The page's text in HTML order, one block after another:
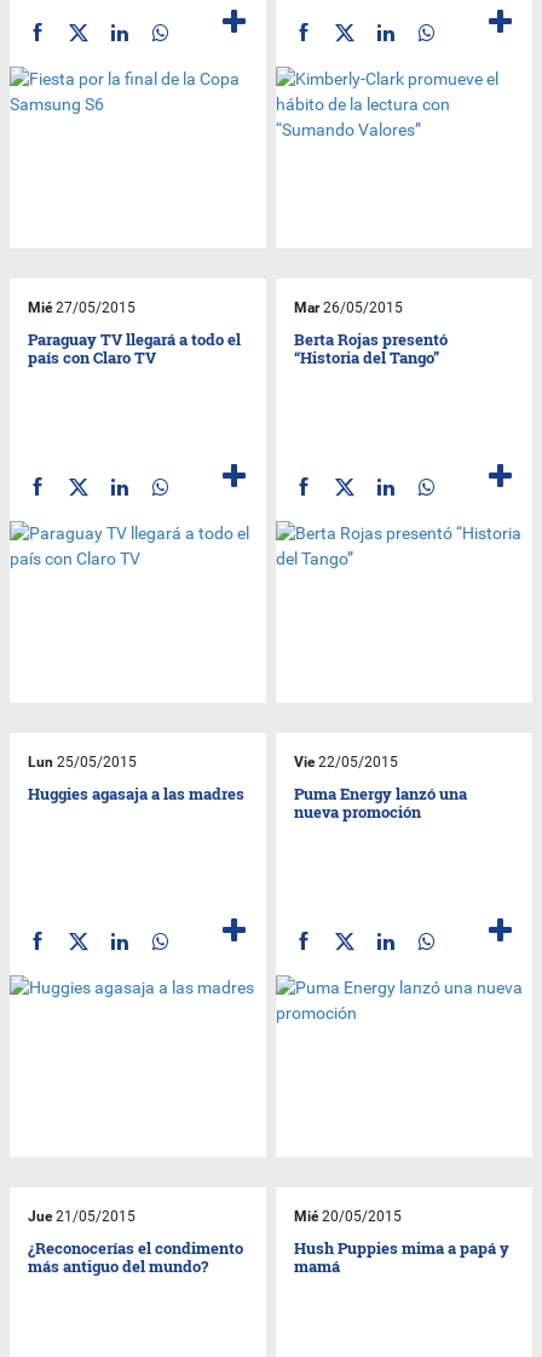
Mié27/05/2015
Paraguay TV llegará a todo el
país con Claro TV
Mar26/05/2015
Berta Rojas presentó
“Historia del Tango”
Lun 25/05/2015
Huggies agasaja a las madres
Vie22/05/2015
Puma Energy lanzó una
nueva promoción
Jue21/05/2015
¿Reconocerías el condimento
más antiguo del mundo?
Mié20/05/2015
Hush Puppies mima a papá y
mamá